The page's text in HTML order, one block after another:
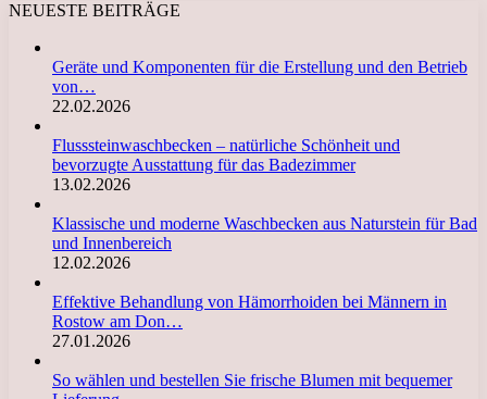
NEUESTE BEITRÄGE
Geräte und Komponenten für die Erstellung und den Betrieb
von…
22.02.2026
Flusssteinwaschbecken – natürliche Schönheit und
bevorzugte Ausstattung für das Badezimmer
13.02.2026
Klassische und moderne Waschbecken aus Naturstein für Bad
und Innenbereich
12.02.2026
Effektive Behandlung von Hämorrhoiden bei Männern in
Rostow am Don…
27.01.2026
So wählen und bestellen Sie frische Blumen mit bequemer